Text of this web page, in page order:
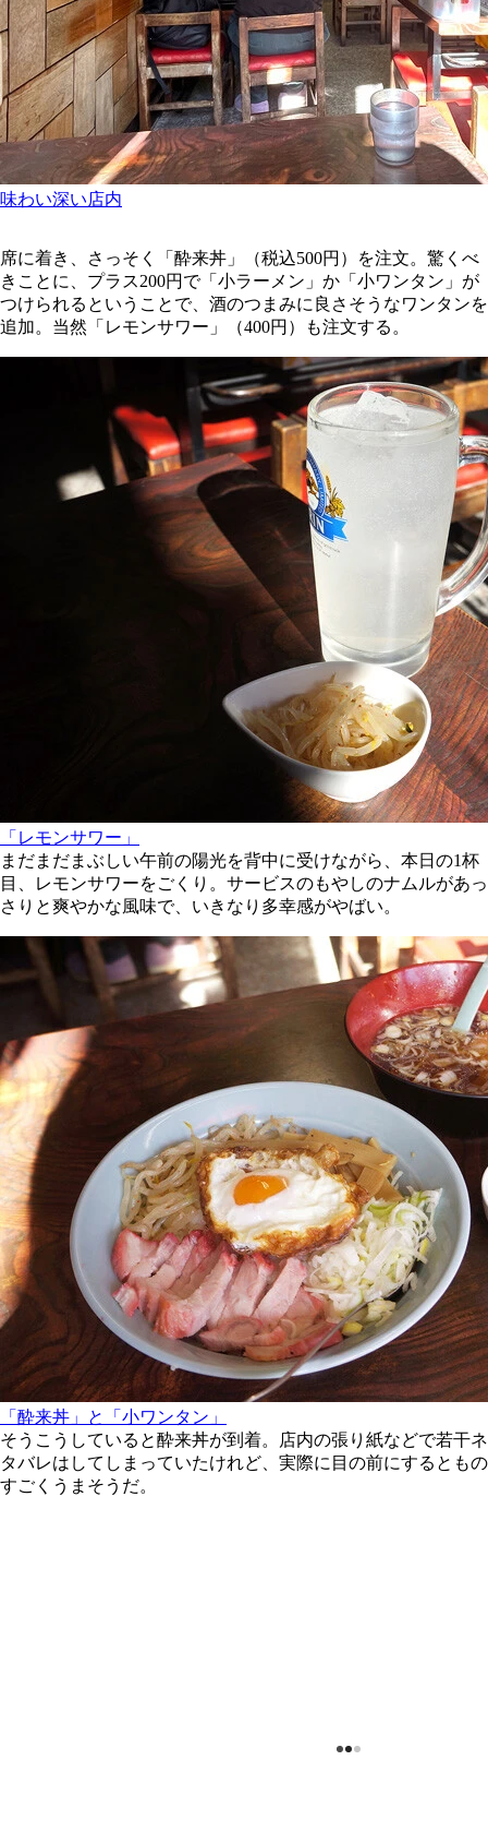
味わい深い店内
席に着き、さっそく「酔来丼」（税込500円）を注文。驚くべ
きことに、プラス200円で「小ラーメン」か「小ワンタン」が
つけられるということで、酒のつまみに良さそうなワンタンを
追加。当然「レモンサワー」（400円）も注文する。
「レモンサワー」
まだまだまぶしい午前の陽光を背中に受けながら、本日の1杯
目、レモンサワーをごくり。サービスのもやしのナムルがあっ
さりと爽やかな風味で、いきなり多幸感がやばい。
「酔来丼」と「小ワンタン」
そうこうしていると酔来丼が到着。店内の張り紙などで若干ネ
タバレはしてしまっていたけれど、実際に目の前にするともの
すごくうまそうだ。